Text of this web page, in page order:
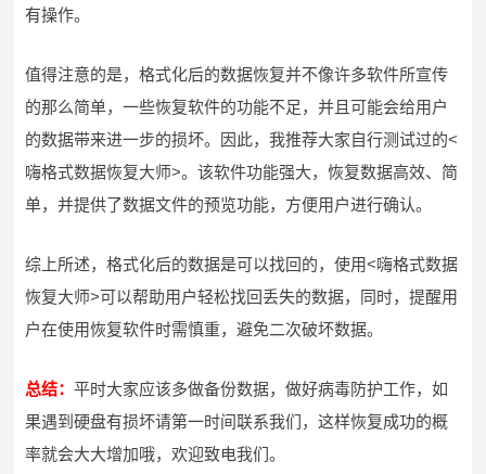
有操作。
值得注意的是，格式化后的数据恢复并不像许多软件所宣传
的那么简单，一些恢复软件的功能不足，并且可能会给用户
的数据带来进一步的损坏。因此，我推荐大家自行测试过的<
嗨格式数据恢复大师>。该软件功能强大，恢复数据高效、简
单，并提供了数据文件的预览功能，方便用户进行确认。
综上所述，格式化后的数据是可以找回的，使用<嗨格式数据
恢复大师>可以帮助用户轻松找回丢失的数据，同时，提醒用
户在使用恢复软件时需慎重，避免二次破坏数据。
总结：平时大家应该多做备份数据，做好病毒防护工作，如
果遇到硬盘有损坏请第一时间联系我们，这样恢复成功的概
率就会大大增加哦，欢迎致电我们。